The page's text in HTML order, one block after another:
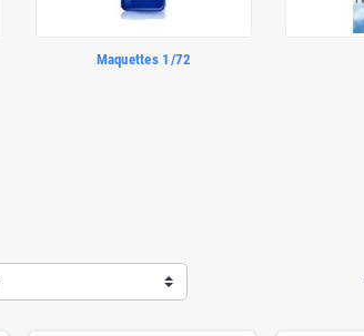
Maquettes 1/72